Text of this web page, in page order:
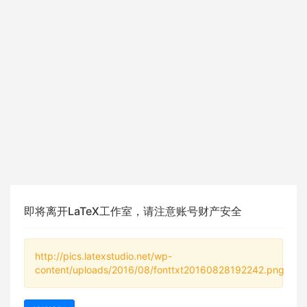
即将离开LaTeX工作室，请注意账号财产安全
http://pics.latexstudio.net/wp-
content/uploads/2016/08/fonttxt20160828192242.png